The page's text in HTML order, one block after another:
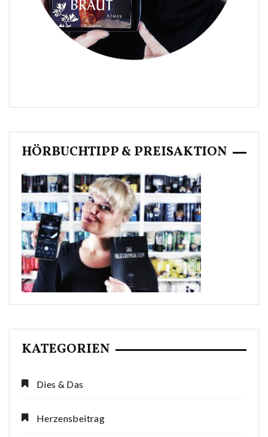
HÖRBUCHTIPP & PREISAKTION
KATEGORIEN
Dies & Das
Herzensbeitrag